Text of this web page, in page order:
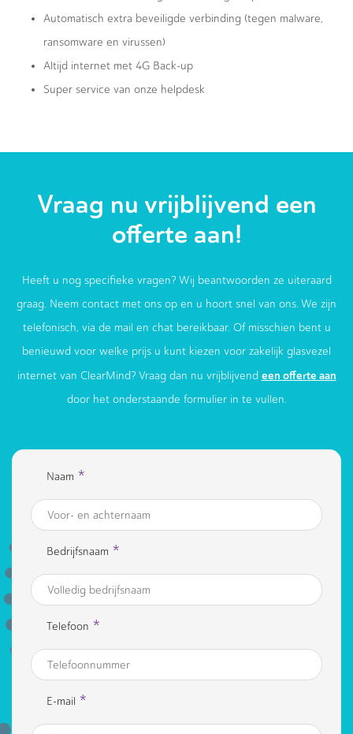
Automatisch extra beveiligde verbinding (tegen malware,
ransomware en virussen)
Altijd internet met 4G Back-up
Super service van onze helpdesk
Vraag nu vrijblijvend een
offerte aan!
Heeft u nog specifieke vragen? Wij beantwoorden ze uiteraard
graag. Neem contact met ons op en u hoort snel van ons. We zijn
telefonisch, via de mail en chat bereikbaar. Of misschien bent u
benieuwd voor welke prijs u kunt kiezen voor zakelijk glasvezel
internet van ClearMind? Vraag dan nu vrijblijvend een offerte aan
door het onderstaande formulier in te vullen.
Naam *
Bedrijfsnaam *
Telefoon *
E-mail *